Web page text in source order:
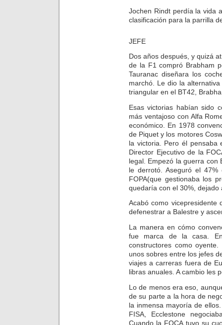
Jochen Rindt perdía la vida
clasificación para la parrilla
JEFE
Dos años después, y quizá
de la F1 compró Brabham
Tauranac diseñara los
marchó. Le dio la
triangular en el BT42,
Esas victorias habían sido
más ventajoso con Alfa
económico. En 1978
de Piquet y los motores
la victoria. Pero él
Director Ejecutivo de la
legal. Empezó la guerra con
le derrotó. Aseguró el
FOPA(que gestionaba los
quedaría con el 30%, dejado
Acabó como
defenestrar a Balestre y
La manera en cómo
fue marca de la casa.
constructores como
unos sobres entre los jefes
viajes a carreras fuera de
libras anuales. A cambio les
Lo de menos era eso,
de su parte a la hora de
la inmensa mayoría de
FISA, Ecclestone
Cuando la FOCA tuvo su